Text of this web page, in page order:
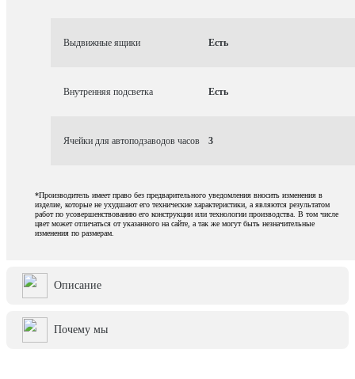
Выдвижные ящики Есть
Внутренняя подсветка Есть
Ячейки для автоподзаводов часов 3
*Производитель имеет право без предварительного уведомления вносить изменения в
изделие, которые не ухудшают его технические характеристики, а являются результатом
работ по усовершенствованию его конструкции или технологии производства. В том числе
цвет может отличаться от указанного на сайте, а так же могут быть незначительные
изменения по размерам.
Описание
Почему мы